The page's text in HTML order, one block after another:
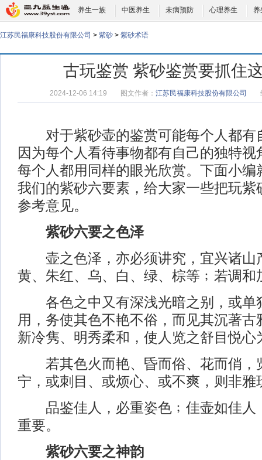
养生一族 中医养生 未病预防 心理养生 养
江苏民福康科技股份有限公司 > 紫砂 > 紫砂术语
古玩鉴赏 紫砂鉴赏要抓住
2024-12-06 14:19 图文作者： 江苏民福康科技股份有限公司
对于紫砂壶的鉴赏可能每个人都有
因为每个人看待事物都有自己的独特
每个人都用同样的眼光欣赏。下面小编
我们的紫砂六要素，给大家一些把玩紫
参考意见。
紫砂六要之色泽
壶之色泽，亦必须讲究，宜兴诸山
黄、朱红、乌、白、绿、棕等﹔若调和
各色之中又有深浅光暗之别，或单
用，务使其色不艳不俗，而见其沉著
新冷隽、明秀柔和，使人览之舒目悦心
若其色火而艳、昏而俗、花而俏，
宁，或刺目、或烦心、或不爽，则非雅
品鉴佳人，必重姿色﹔佳壶如佳人
重要。
紫砂六要之神韵